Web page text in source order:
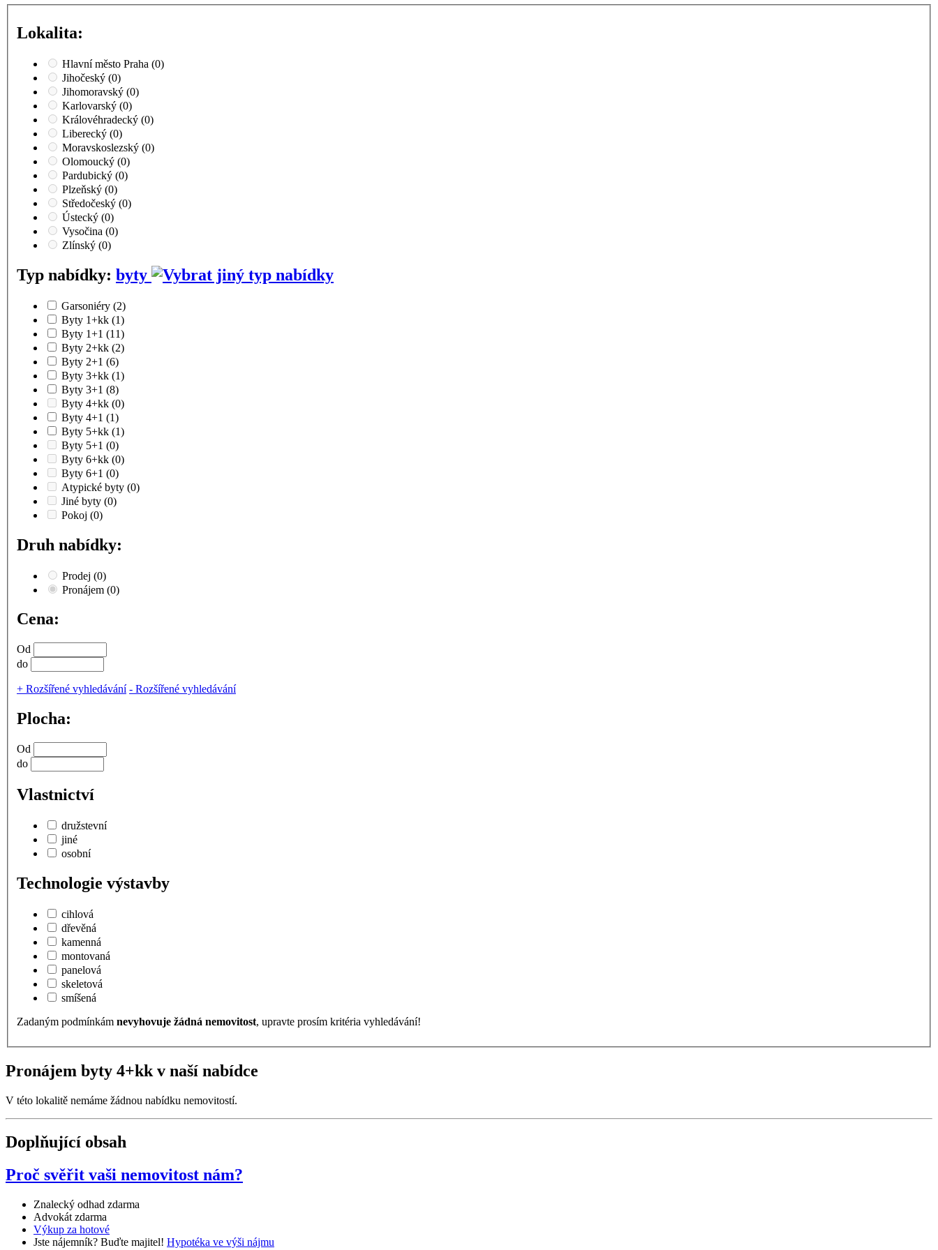
Lokalita:
Hlavní město Praha (0)
Jihočeský (0)
Jihomoravský (0)
Karlovarský (0)
Královéhradecký (0)
Liberecký (0)
Moravskoslezský (0)
Olomoucký (0)
Pardubický (0)
Plzeňský (0)
Středočeský (0)
Ústecký (0)
Vysočina (0)
Zlínský (0)
Typ nabídky: byty
Garsoniéry (2)
Byty 1+kk (1)
Byty 1+1 (11)
Byty 2+kk (2)
Byty 2+1 (6)
Byty 3+kk (1)
Byty 3+1 (8)
Byty 4+kk (0)
Byty 4+1 (1)
Byty 5+kk (1)
Byty 5+1 (0)
Byty 6+kk (0)
Byty 6+1 (0)
Atypické byty (0)
Jiné byty (0)
Pokoj (0)
Druh nabídky:
Prodej (0)
Pronájem (0)
Cena:
Od
do
+ Rozšířené vyhledávání - Rozšířené vyhledávání
Plocha:
Od
do
Vlastnictví
družstevní
jiné
osobní
Technologie výstavby
cihlová
dřevěná
kamenná
montovaná
panelová
skeletová
smíšená
Zadaným podmínkám nevyhovuje žádná nemovitost, upravte prosím kritéria vyhledávání!
Pronájem byty 4+kk v naší nabídce
V této lokalitě nemáme žádnou nabídku nemovitostí.
Doplňující obsah
Proč svěřit vaši nemovitost nám?
Znalecký odhad zdarma
Advokát zdarma
Výkup za hotové
Jste nájemník? Buďte majitel! Hypotéka ve výši nájmu